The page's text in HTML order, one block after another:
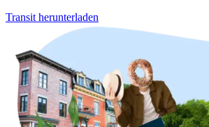
Transit herunterladen